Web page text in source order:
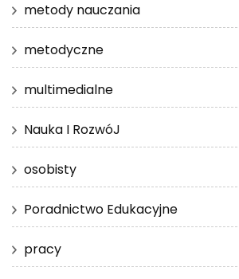
metody nauczania
metodyczne
multimedialne
Nauka I RozwóJ
osobisty
Poradnictwo Edukacyjne
pracy